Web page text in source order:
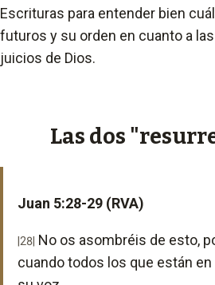
Escrituras para entender bien
futuros y su orden en cuanto a
juicios de Dios.
Las dos
Juan 5:28-29 (RVA)
|28| No os asombréis de esto,
cuando todos los que están